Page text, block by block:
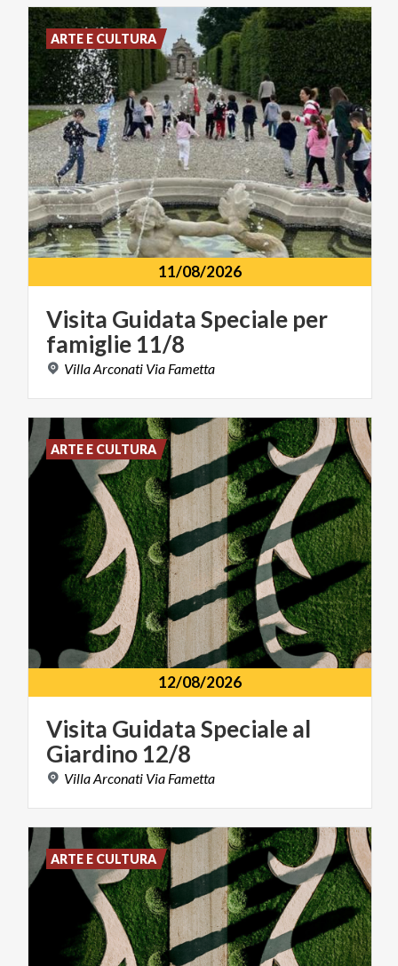
11/08/2026
Visita GuidataSpeciale per
famiglie 11/8
VillaArconati Via Fametta
ARTE E CULTURA
12/08/2026
Visita GuidataSpecialeal
Giardino 12/8
VillaArconati Via Fametta
ARTE E CULTURA
ARTE E CULTURA